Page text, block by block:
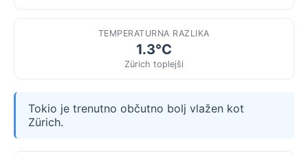
TEMPERATURNA RAZLIKA
1.3°C
Zürich toplejši
Tokio je trenutno občutno bolj vlažen kot
Zürich.